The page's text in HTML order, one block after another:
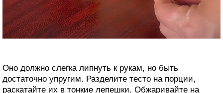
Оно должно слегка липнуть к рукам, но быть
достаточно упругим. Разделите тесто на порции,
раскатайте их в тонкие лепешки. Обжаривайте на